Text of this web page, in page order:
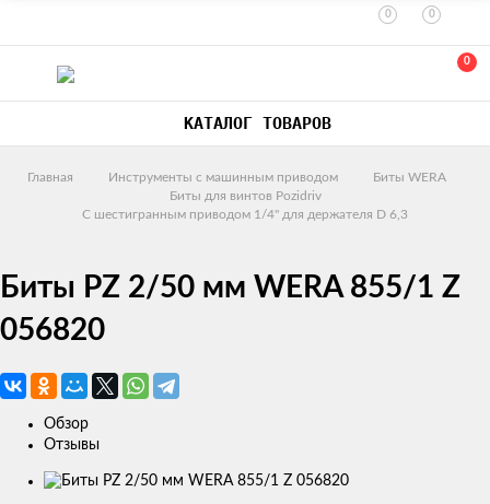
0 0
0
КАТАЛОГ ТОВАРОВ
Главная Инструменты с машинным приводом
Биты WERA
Биты для винтов Pozidriv
С шестигранным приводом 1/4" для держателя D 6,3
Биты PZ 2/50 мм WERA 855/1 Z
056820
Обзор
Отзывы
Изображения